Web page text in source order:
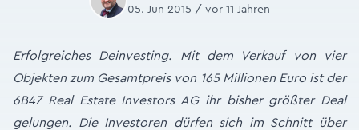
05. Jun 2015 / vor 11 Jahren
Erfolgreiches Deinvesting. Mit dem Verkauf von vier
Objekten zum Gesamtpreis von 165 Millionen Euro ist der
6B47 Real Estate Investors AG ihr bisher größter Deal
gelungen. Die Investoren dürfen sich im Schnitt über